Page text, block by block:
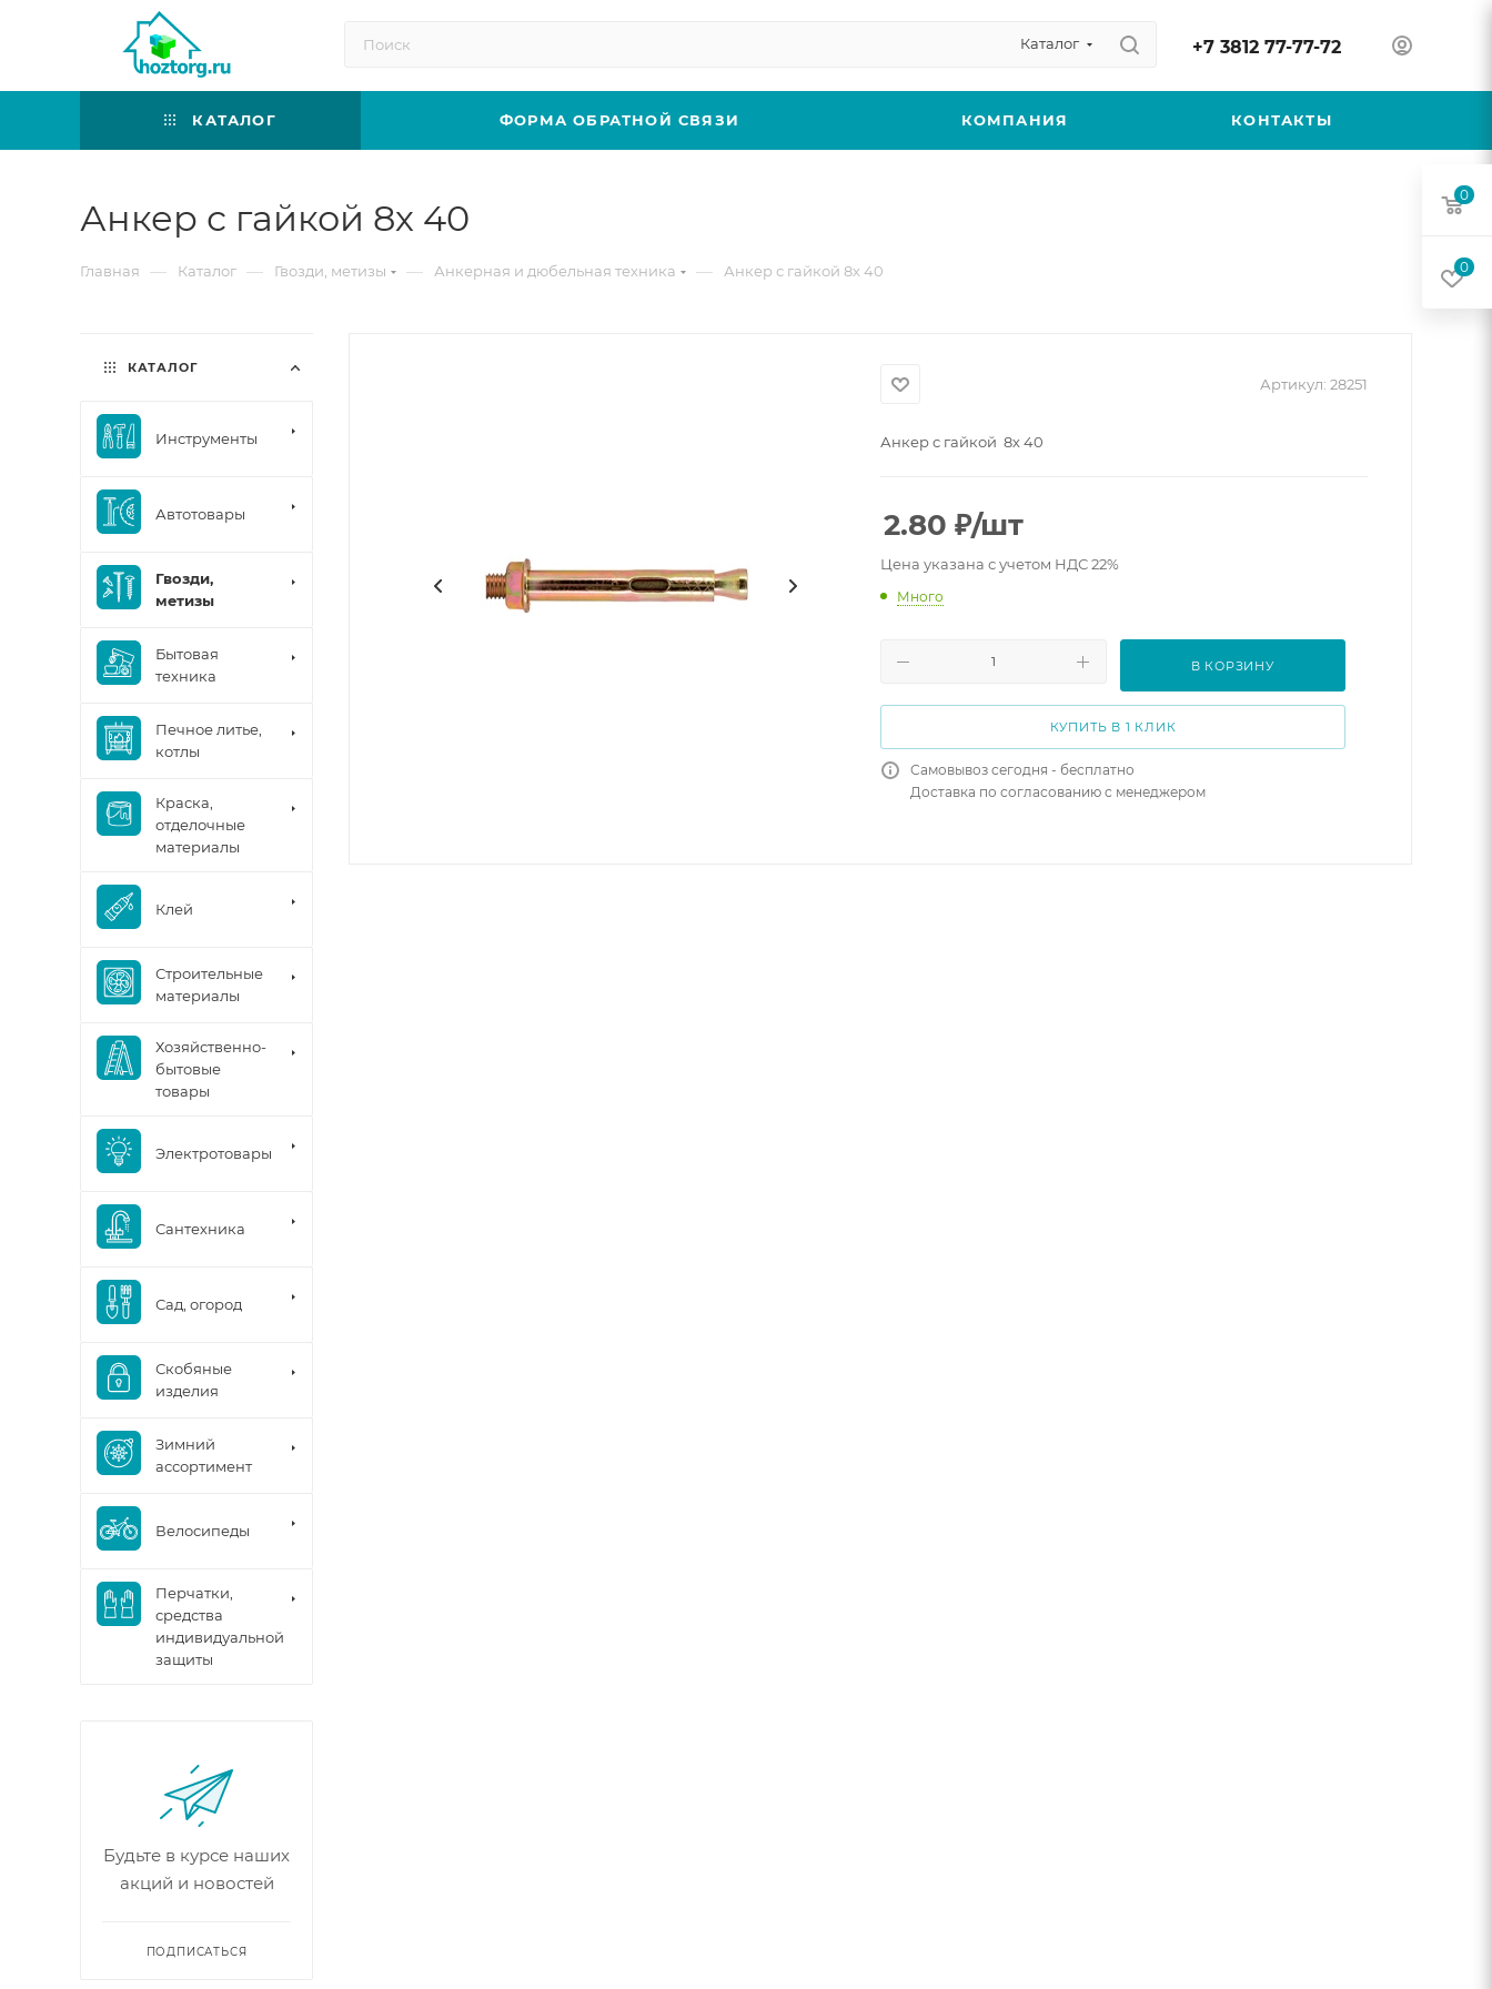
Каталог +7 3812 77-77-72
КАТАЛОГ ФОРМА ОБРАТНОЙ СВЯЗИ КОМПАНИЯ КОНТАКТЫ
Анкер с гайкой 8х 40
Главная — Каталог — Гвозди, метизы — Анкерная и дюбельная техника — Анкер с гайкой 8х 40
Артикул: 28251
Анкер с гайкой 8х 40
2.80 ₽/шт
Цена указана с учетом НДС 22%
Много
В КОРЗИНУ
КУПИТЬ В 1 КЛИК
Самовывоз сегодня - бесплатно
Доставка по согласованию с менеджером
КАТАЛОГ
Инструменты
Автотовары
Гвозди,
метизы
Бытовая
техника
Печное литье,
котлы
Краска,
отделочные
материалы
Клей
Строительные
материалы
Хозяйственно-
бытовые
товары
Электротовары
Сантехника
Сад, огород
Скобяные
изделия
Зимний
ассортимент
Велосипеды
Перчатки,
средства
индивидуальной
защиты
Будьте в курсе наших
акций и новостей
ПОДПИСАТЬСЯ
0
0